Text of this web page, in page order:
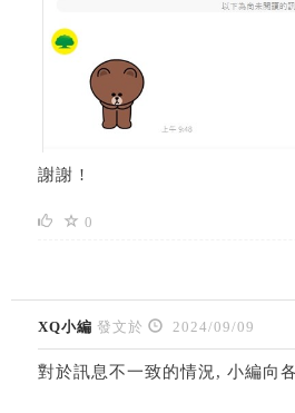
謝謝 !
0
XQ小編 發文於 2024/09/09
對於訊息不一致的情況, 小編向